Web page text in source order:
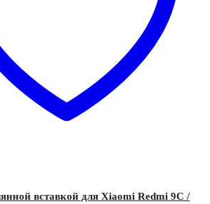
вставкой для Xiaomi Redmi 9C /